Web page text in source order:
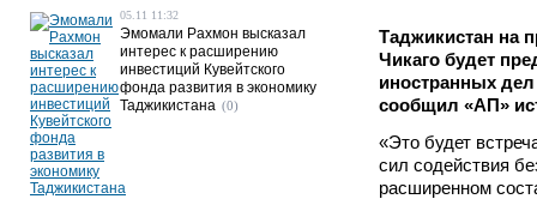
Таджикистан на
Чикаго будет
иностранных
сообщил «АП»
«Это будет
сил содействия
расширенном
05.11 11:32
Эмомали Рахмон высказал
интерес к расширению
инвестиций Кувейтского
фонда развития в экономику
Таджикистана (0)